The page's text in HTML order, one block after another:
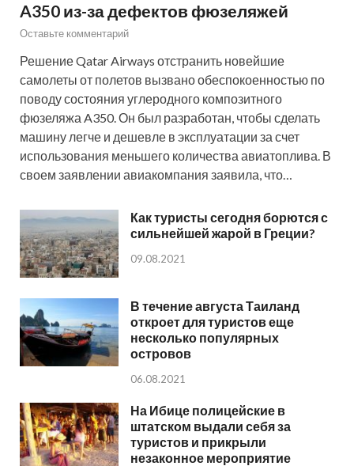
A350 из-за дефектов фюзеляжей
Оставьте комментарий
Решение Qatar Airways отстранить новейшие
самолеты от полетов вызвано обеспокоенностью по
поводу состояния углеродного композитного
фюзеляжа A350. Он был разработан, чтобы сделать
машину легче и дешевле в эксплуатации за счет
использования меньшего количества авиатоплива. В
своем заявлении авиакомпания заявила, что…
Как туристы сегодня борются с
сильнейшей жарой в Греции?
09.08.2021
В течение августа Таиланд
откроет для туристов еще
несколько популярных
островов
06.08.2021
На Ибице полицейские в
штатском выдали себя за
туристов и прикрыли
незаконное мероприятие